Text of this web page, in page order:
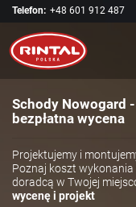
Telefon: +48 601 912 487
Schody Nowogard
bezpłatna wycena
Projektujemy i
Poznaj koszt
doradcą w Twojej
wycenę i projekt